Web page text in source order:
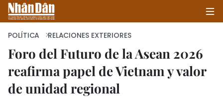
INICIO
POLÍTICA
POLÍTICA RELACIONES EXTERIORES
Foro del Futuro de la Asean 2026
reafirma papel de Vietnam y valor
de unidad regional